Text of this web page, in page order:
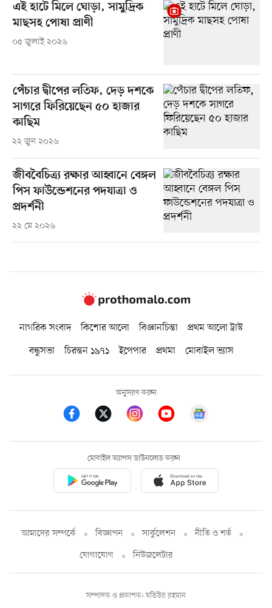
এই হাটে মিলে ঘোড়া, সামুদ্রিক
মাছসহ পোষা প্রাণী
০৫ জুলাই ২০২৬
পেঁচার দ্বীপের লতিফ, দেড় দশকে
সাগরে ফিরিয়েছেন ৫০ হাজার
কাছিম
২২ জুন ২০২৬
জীববৈচিত্র্য রক্ষার আহ্বানে বেঙ্গল
পিস ফাউন্ডেশনের পদযাত্রা ও
প্রদর্শনী
২২ মে ২০২৬
নাগরিক সংবাদ কিশোর আলো বিজ্ঞানচিন্তা
প্রথম আলো ট্রাস্ট
বন্ধুসভা
চিরন্তন ১৯৭১ ইপেপার প্রথমা মোবাইল ভ্যাস
অনুসরণ করুন
মোবাইল অ্যাপস ডাউনলোড করুন
আমাদের সম্পর্কে বিজ্ঞাপন সার্কুলেশন
নীতি ও শর্ত
যোগাযোগ
নিউজলেটার
সম্পাদক ও প্রকাশক: মতিউর রহমান